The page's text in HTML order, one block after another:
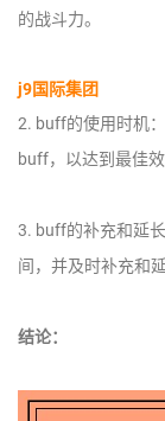
的战斗力。
j9国际集团
2. buff的使用时机
buff，以达到最佳效
3. buff的补充和延
间，并及时补充和
结论：